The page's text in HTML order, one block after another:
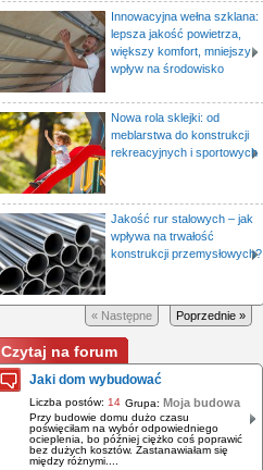
Innowacyjna wełna szklana:
lepsza jakość powietrza,
większy komfort, mniejszy
wpływ na środowisko
Nowa rola sklejki: od
meblarstwa do konstrukcji
rekreacyjnych i sportowych
Jakość rur stalowych – jak
wpływa na trwałość
konstrukcji przemysłowych?
Poprzednie »
« Następne
Czytaj na forum
Jaki dom wybudować
Liczba postów: 14 Grupa: Moja budowa
Przy budowie domu dużo czasu
poświęciłam na wybór odpowiedniego
ocieplenia, bo później ciężko coś poprawić
bez dużych kosztów. Zastanawiałam się
między różnymi....